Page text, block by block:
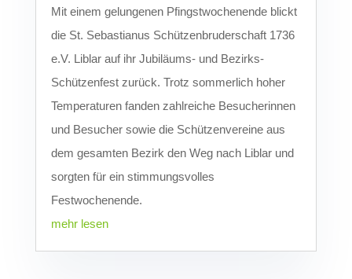
Mit einem gelungenen Pfingstwochenende blickt
die St. Sebastianus Schützenbruderschaft 1736
e.V. Liblar auf ihr Jubiläums- und Bezirks-
Schützenfest zurück. Trotz sommerlich hoher
Temperaturen fanden zahlreiche Besucherinnen
und Besucher sowie die Schützenvereine aus
dem gesamten Bezirk den Weg nach Liblar und
sorgten für ein stimmungsvolles
Festwochenende.
mehr lesen